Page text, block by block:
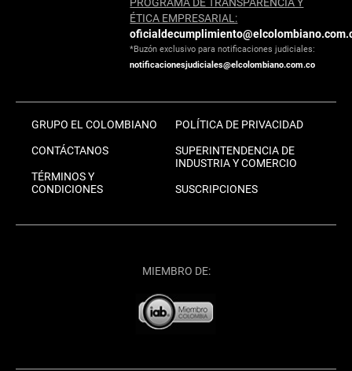
ÉTICA EMPRESARIAL:
*Buzón exclusivo para notificaciones judiciales:
notificacionesjudiciales@elcolombiano.com.co
GRUPO EL COLOMBIANO
CONTÁCTANOS
TÉRMINOS Y
CONDICIONES
POLÍTICA DE PRIVACIDAD
SUPERINTENDENCIA DE
INDUSTRIA Y COMERCIO
SUSCRIPCIONES
MIEMBRO DE: